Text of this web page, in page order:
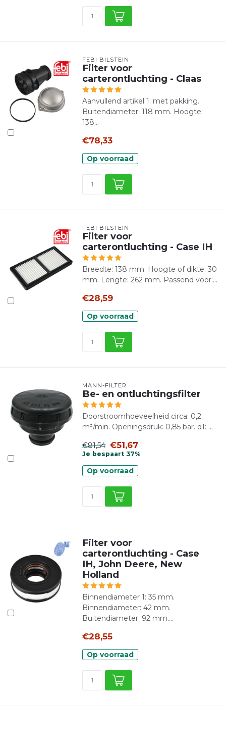
FEBI BILSTEIN
Filter voor
carterontluchting - Claas
Aanvullend artikel 1: met pakking.
Buitendiameter: 118 mm. Hoogte:
138...
€78,33
Op voorraad
FEBI BILSTEIN
Filter voor
carterontluchting - Case IH
Breedte: 138 mm. Hoogte of dikte: 30
mm. Lengte: 262 mm. Passend voor:...
€28,59
Op voorraad
MANN-FILTER
Be- en ontluchtingsfilter
Doorstroomhoeveelheid circa: 0,2
m³/min. Openingsdruk: 0,85 bar. d1: ...
€81,54 €51,67
Je bespaart 37%
Op voorraad
Filter voor
carterontluchting - Case
IH, John Deere, New
Holland
Binnendiameter 1: 35 mm.
Binnendiameter: 42 mm.
Buitendiameter: 92 mm....
€28,55
Op voorraad